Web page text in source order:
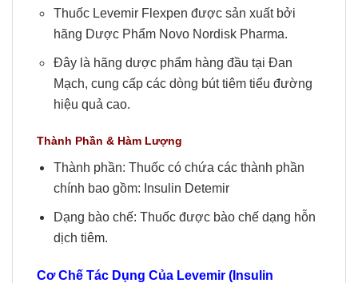
Thuốc Levemir Flexpen được sản xuất bởi
hãng Dược Phẩm Novo Nordisk Pharma.
Đây là hãng dược phẩm hàng đầu tại Đan
Mạch, cung cấp các dòng bút tiêm tiểu đường
hiệu quả cao.
Thành Phần & Hàm Lượng
Thành phần: Thuốc có chứa các thành phần
chính bao gồm: Insulin Detemir
Dạng bào chế: Thuốc được bào chế dạng hỗn
dịch tiêm.
Cơ Chế Tác Dụng Của Levemir (Insulin